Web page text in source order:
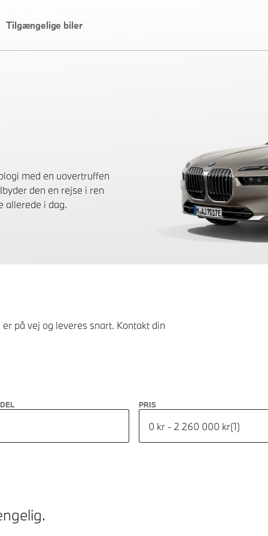
Tilgængelige biler
med en uovertruffen
den en rejse i ren
allerede i dag.
på vej og leveres snart. Kontakt din
PRIS
0 kr - 2 260 000 kr(1)